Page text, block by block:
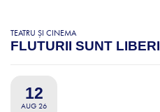
TEATRU ȘI CINEMA
FLUTURII SUNT LIBERI
12
AUG 26